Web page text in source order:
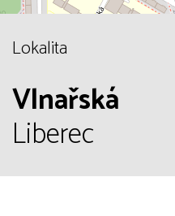
Lokalita
Vlnařská
Liberec